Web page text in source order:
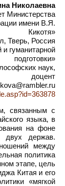
Николаевна
Министерства
имени В.Я.
Кикотя»
Тверь, Россия
гуманитарной
подготовки»
наук,
доцент
связанным с
языка, в
на фоне
двух держав.
между
политика
этапе, цель
Китая и его
«мягкой